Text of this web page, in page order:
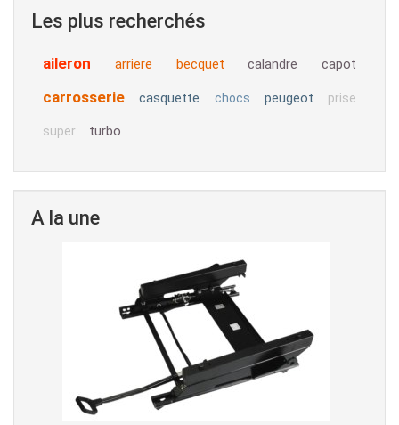
Les plus recherchés
aileron arriere becquet calandre capot
carrosserie casquette chocs peugeot prise
super turbo
A la une